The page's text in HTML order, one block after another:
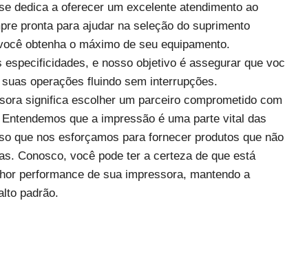
dedica a oferecer um excelente atendimento ao
pronta para ajudar na seleção do suprimento
obtenha o máximo de seu equipamento.
e nosso objetivo é assegurar que
operações fluindo sem interrupções.
significa escolher um parceiro comprometido com
que a impressão é uma parte vital das
que nos esforçamos para fornecer produtos que não
Conosco, você pode ter a certeza de que está
performance de sua impressora, mantendo a
padrão.